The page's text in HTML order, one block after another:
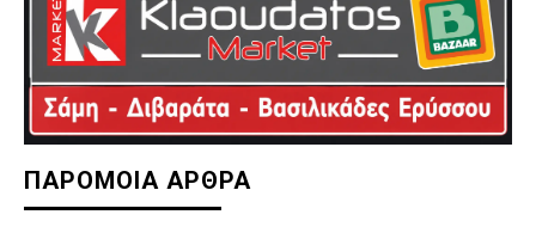
ΠΑΡΟΜΟΙΑ ΑΡΘΡΑ